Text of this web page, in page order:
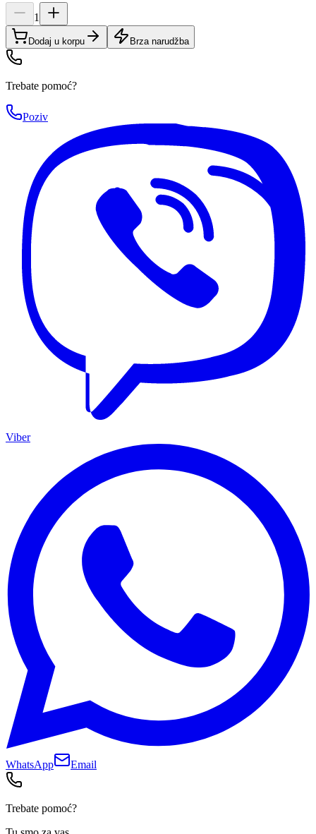
1
Dodaj u korpu Brza narudžba
Trebate pomoć?
Poziv
Viber
WhatsApp Email
Trebate pomoć?